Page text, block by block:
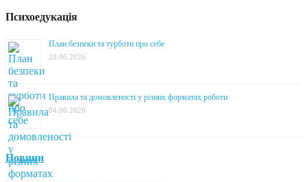
Психоедукація
План безпеки та турботи про себе
20.06.2026
Правила та домовленості у різних форматах роботи
04.06.2026
Новини